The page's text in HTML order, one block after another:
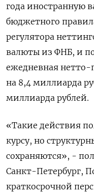
года иностранную
бюджетного
регулятора
валюты из ФНБ, и
ежедневная
на 8,4 миллиарда
миллиарда рублей.
«Такие действия
курсу, но
сохраняются», -
Санкт-Петербург,
краткосрочной